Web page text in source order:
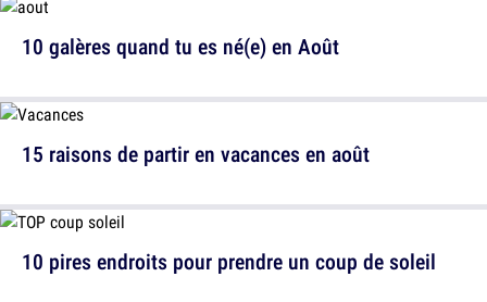
15 raisons de partir en vacances en août
10 galères quand tu es né(e) en Août
10 pires endroits pour prendre un coup de soleil